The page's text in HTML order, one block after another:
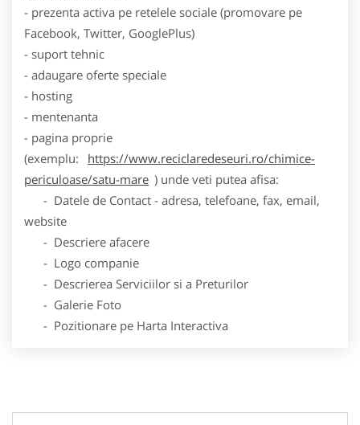
- prezenta activa pe retelele sociale (promovare pe
Facebook, Twitter, GooglePlus)
- suport tehnic
- adaugare oferte speciale
- hosting
- mentenanta
- pagina proprie
(exemplu:
https://www.reciclaredeseuri.ro/chimice-
periculoase/satu-mare ) unde veti putea afisa:
- Datele de Contact - adresa, telefoane, fax, email,
website
- Descriere afacere
- Logo companie
- Descrierea Serviciilor si a Preturilor
- Galerie Foto
- Pozitionare pe Harta Interactiva